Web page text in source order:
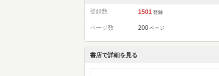
登録数 1501 登録
ページ数 200 ページ
書店で詳細を見る